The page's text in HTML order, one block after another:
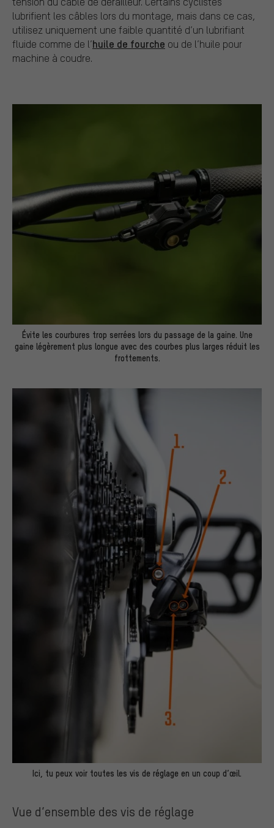
lubrifient les câbles lors du montage, mais dans ce cas,
utilisez uniquement une faible quantité d’un lubrifiant
fluide comme de l’huile de fourche ou de l’huile pour
machine à coudre.
Évite les courbures trop serrées lors du passage de la gaine. Une
gaine légèrement plus longue avec des courbes plus larges réduit les
frottements.
Ici, tu peux voir toutes les vis de réglage en un coup d’œil.
Vue d’ensemble des vis de réglage